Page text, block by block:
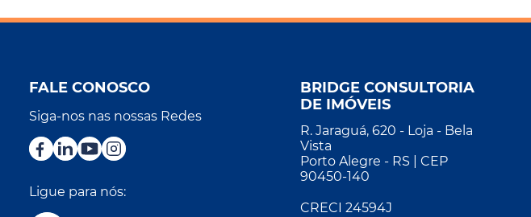
FALE CONOSCO
Siga-nos nas nossas Redes
Ligue para nós:
BRIDGE CONSULTORIA
DE IMÓVEIS
R. Jaraguá, 620 - Loja - Bela
Vista
Porto Alegre - RS | CEP
90450-140
CRECI 24594J